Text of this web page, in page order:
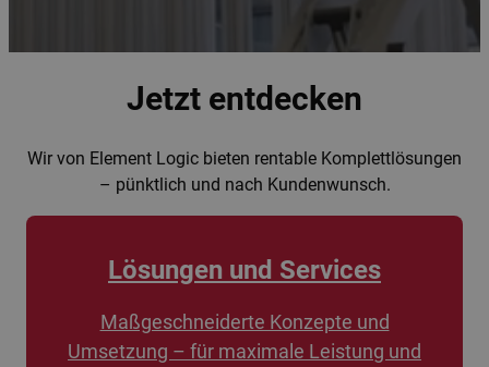
Jetzt entdecken
Wir von Element Logic bieten rentable Komplettlösungen
– pünktlich und nach Kundenwunsch.
Lösungen und Services
Maßgeschneiderte Konzepte und
Umsetzung – für maximale Leistung und